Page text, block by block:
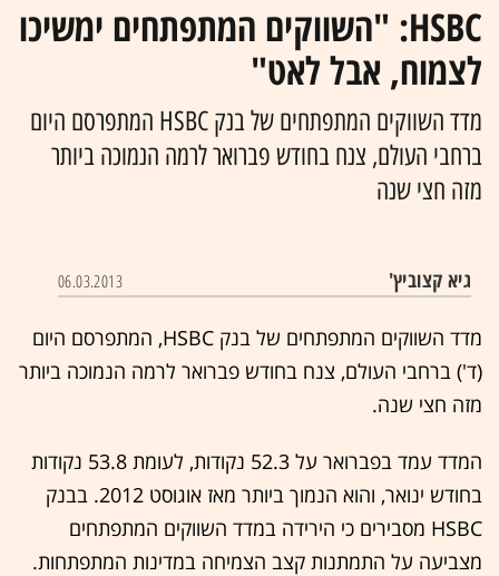
HSBC: "השווקים המתפתחים ימשיכו
לצמוח, אבל לאט"
מדד השווקים המתפתחים של בנק HSBC המתפרסם היום
ברחבי העולם, צנח בחודש פברואר לרמה הנמוכה ביותר
מזה חצי שנה
גיא קצוביץ' 06.03.2013
מדד השווקים המתפתחים של בנק HSBC, המתפרסם היום
(ד') ברחבי העולם, צנח בחודש פברואר לרמה הנמוכה ביותר
מזה חצי שנה.
המדד עמד בפברואר על 52.3 נקודות, לעומת 53.8 נקודות
בחודש ינואר, והוא הנמוך ביותר מאז אוגוסט 2012. בבנק
HSBC מסבירים כי הירידה במדד השווקים המתפתחים
מצביעה על התמתנות קצב הצמיחה במדינות המתפתחות.